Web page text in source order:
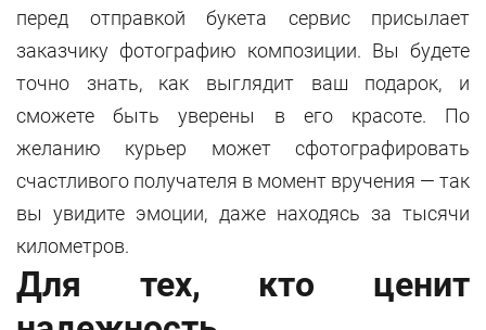
перед отправкой букета сервис присылает
заказчику фотографию композиции. Вы будете
точно знать, как выглядит ваш подарок, и
сможете быть уверены в его красоте. По
желанию курьер может сфотографировать
счастливого получателя в момент вручения — так
вы увидите эмоции, даже находясь за тысячи
километров.
Для тех, кто ценит